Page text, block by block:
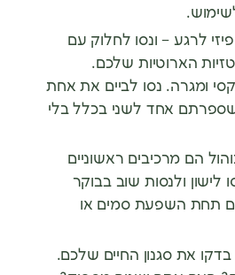
לרגע – ונסו לחלוק עם
הארוטיות שלכם.
ומגרה. נסו לביים את אחת
שספרתם אחד לשני בכלל בלי
הם מרכיבים ראשוניים
לישון ולנסות שוב בבוקר
תחת השפעת סמים או
בדקו את סגנון החיים שלכם.